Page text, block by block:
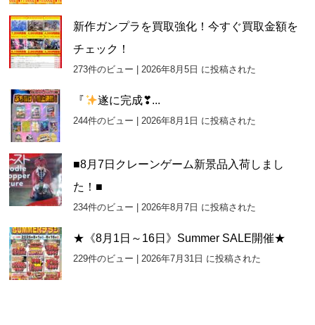
新作ガンプラを買取強化！今すぐ買取金額を
チェック！
273件のビュー |2026年8月5日 に投稿された
『 遂に完成❣...
244件のビュー |2026年8月1日 に投稿された
■8月7日クレーンゲーム新景品入荷しまし
た！■
234件のビュー |2026年8月7日 に投稿された
★《8月1日～16日》Summer SALE開催★
229件のビュー |2026年7月31日 に投稿された